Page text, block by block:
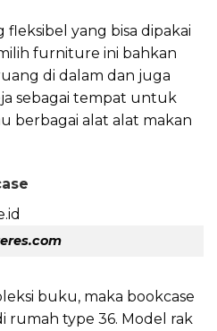
fleksibel yang bisa dipakai
furniture ini bahkan
di dalam dan juga
sebagai tempat untuk
berbagai alat alat makan
buku, maka bookcase
rumah type 36. Model rak